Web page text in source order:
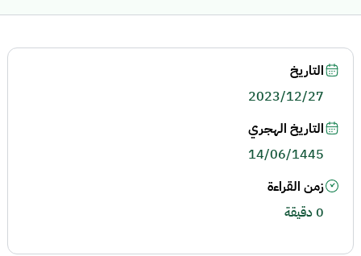
التاريخ
2023/12/27
التاريخ الهجري
14/06/1445
زمن القراءة
0 دقيقة